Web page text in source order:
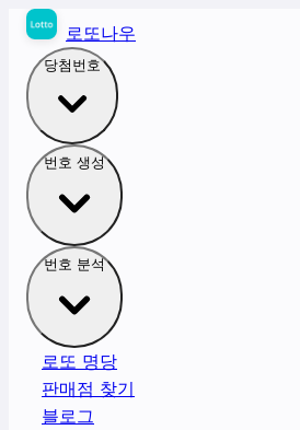
로또나우
당첨번호
번호 생성
번호 분석
로또 명당
판매점 찾기
블로그